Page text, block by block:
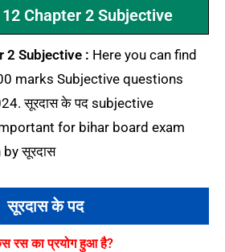
Chapter 2 Subjective
2 Subjective : Here you can find
marks Subjective questions
सूरदास के पद subjective
for bihar board exam
सूरदास
सूरदास के पद
रस का प्रयोग हुआ है?